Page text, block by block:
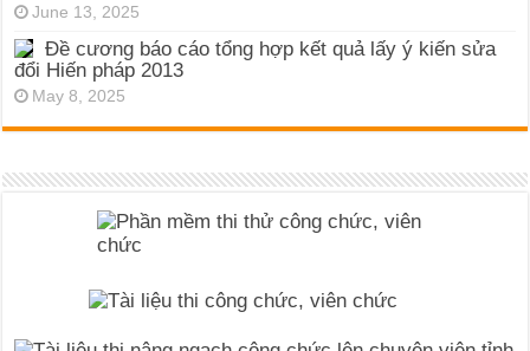
June 13, 2025
Đề cương báo cáo tổng hợp kết quả lấy ý kiến sửa
đổi Hiến pháp 2013
May 8, 2025